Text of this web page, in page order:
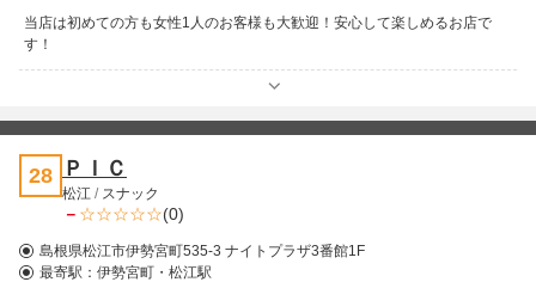
当店は初めての方も女性1人のお客様も大歓迎！安心して楽しめるお店で
す！
28 ＰＩＣ
松江 / スナック
－ (0)
島根県松江市伊勢宮町535-3 ナイトプラザ3番館1F
最寄駅： 伊勢宮町・松江駅